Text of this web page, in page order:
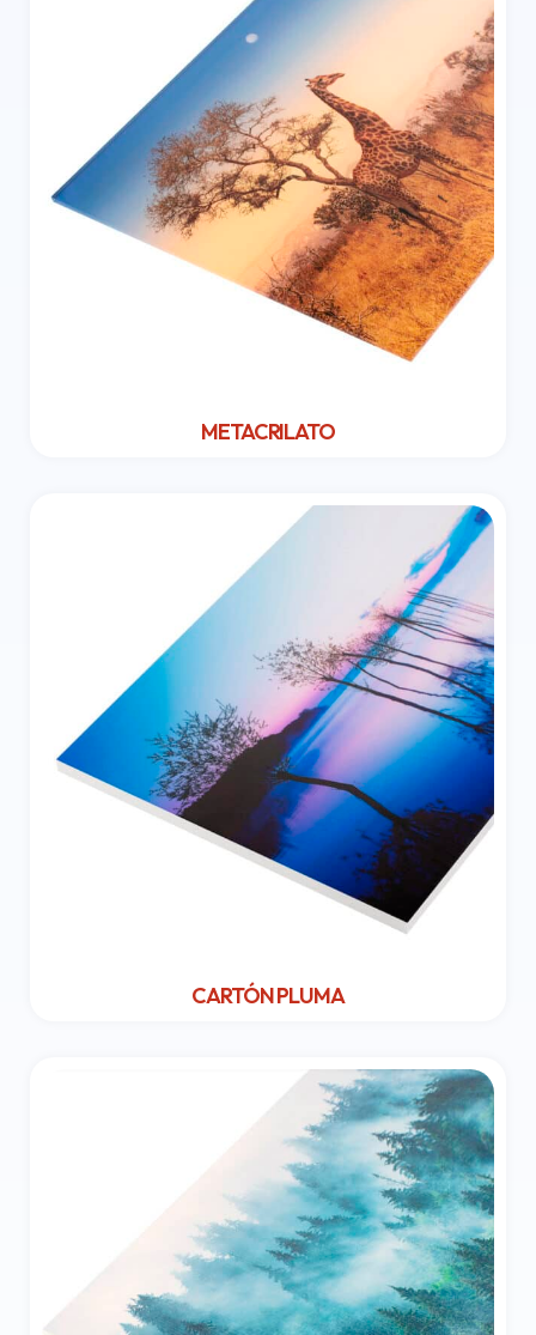
METACRILATO
CARTÓN PLUMA